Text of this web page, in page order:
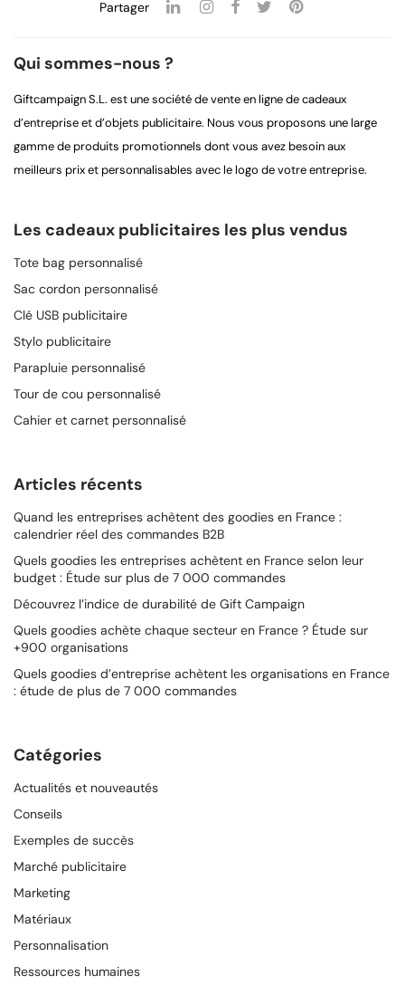
Partager
Qui sommes-nous ?
Giftcampaign S.L. est une société de vente en ligne de cadeaux
d’entreprise et d’objets publicitaire. Nous vous proposons une large
gamme de produits promotionnels dont vous avez besoin aux
meilleurs prix et personnalisables avec le logo de votre entreprise.
Les cadeaux publicitaires les plus vendus
Tote bag personnalisé
Sac cordon personnalisé
Clé USB publicitaire
Stylo publicitaire
Parapluie personnalisé
Tour de cou personnalisé
Cahier et carnet personnalisé
Articles récents
Quand les entreprises achètent des goodies en France :
calendrier réel des commandes B2B
Quels goodies les entreprises achètent en France selon leur
budget : Étude sur plus de 7 000 commandes
Découvrez l’indice de durabilité de Gift Campaign
Quels goodies achète chaque secteur en France ? Étude sur
+900 organisations
Quels goodies d’entreprise achètent les organisations en France
: étude de plus de 7 000 commandes
Catégories
Actualités et nouveautés
Conseils
Exemples de succès
Marché publicitaire
Marketing
Matériaux
Personnalisation
Ressources humaines